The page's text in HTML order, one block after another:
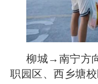
柳城→南宁方
职园区、西乡塘